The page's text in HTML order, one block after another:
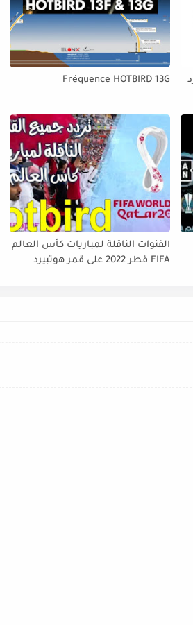
Fréquence HOTBIRD 13G
القنوات الناقلة لمباريات كأس العالم
FIFA قطر 2022 على قمر هوتبيرد